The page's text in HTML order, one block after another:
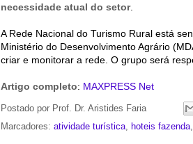
necessidade atual do setor.
A Rede Nacional do Turismo Rural está
Ministério do Desenvolvimento Agrário
criar e monitorar a rede. O grupo será
Artigo completo: MAXPRESS Net
Postado por Prof. Dr. Aristides Faria
Marcadores: atividade turística, hoteis fazenda,